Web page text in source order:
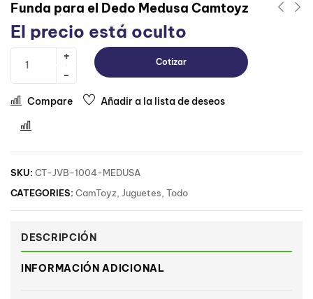
Funda para el Dedo Medusa Camtoyz
El precio está oculto
Cotizar
Compare Añadir a la lista de deseos
SKU: CT-JVB-1004-MEDUSA
CATEGORIES: CamToyz Juguetes Todo
DESCRIPCIÓN
INFORMACIÓN ADICIONAL